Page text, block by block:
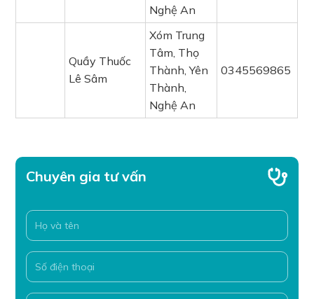
Nghệ An
Quầy Thuốc
Lê Sâm
Xóm Trung
Tâm, Thọ
Thành, Yên
Thành,
Nghệ An
0345569865
Chuyên gia tư vấn